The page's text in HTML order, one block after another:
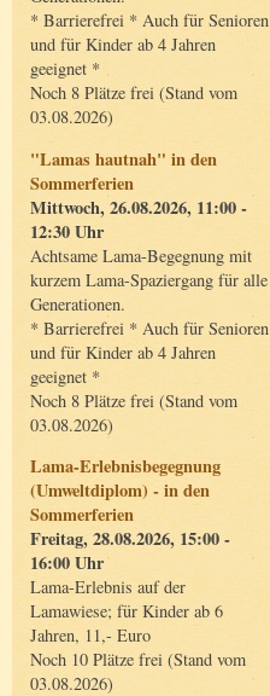
* Barrierefrei * Auch für Senioren
und für Kinder ab 4 Jahren
geeignet *
Noch 8 Plätze frei (Stand vom
03.08.2026)
"Lamas hautnah" in den
Sommerferien
Mittwoch, 26.08.2026, 11:00 -
12:30 Uhr
Achtsame Lama-Begegnung mit
kurzem Lama-Spaziergang für alle
Generationen.
* Barrierefrei * Auch für Senioren
und für Kinder ab 4 Jahren
geeignet *
Noch 8 Plätze frei (Stand vom
03.08.2026)
Lama-Erlebnisbegegnung
(Umweltdiplom) - in den
Sommerferien
Freitag, 28.08.2026, 15:00 -
16:00 Uhr
Lama-Erlebnis auf der
Lamawiese; für Kinder ab 6
Jahren, 11,- Euro
Noch 10 Plätze frei (Stand vom
03.08.2026)